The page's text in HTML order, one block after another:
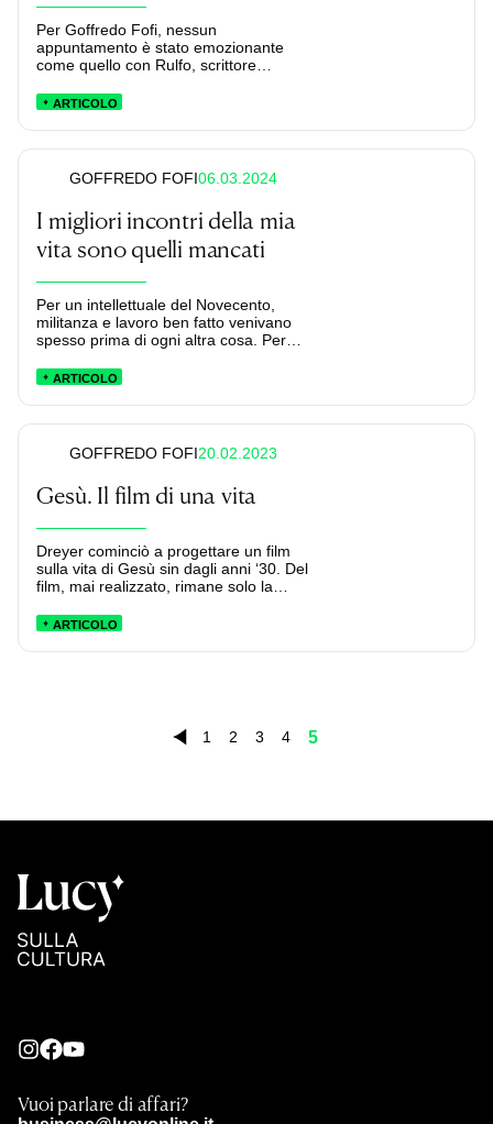
Per Goffredo Fofi, nessun
appuntamento è stato emozionante
come quello con Rulfo, scrittore
ARTICOLO
GOFFREDO FOFI06.03.2024
I migliori incontri della mia
vita sono quelli mancati
Per un intellettuale del Novecento,
militanza e lavoro ben fatto venivano
spesso prima di ogni altra cosa. Per
scrittore o attore preferito poteva
redazione o di un corteo pacifista. Oggi
che quell’età irripetibile è finita, quegli
incontri mancati lasciano più di un
rimpianto, almeno in Goffredo Fofi che,
ARTICOLO
GOFFREDO FOFI20.02.2023
Gesù. Il film di una vita
Dreyer cominciò a progettare un film
sulla vita di Gesù sin dagli anni ‘30. Del
film, mai realizzato, rimane solo la
Pubblichiamo la postfazione di
ARTICOLO
1 2 3 4 5
Vuoi parlare di affari?